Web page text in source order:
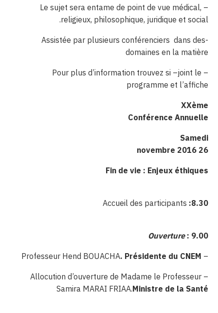
– Le sujet sera entame de point de vue médical,
religieux, philosophique, juridique et social.
-Assistée par plusieurs conférenciers dans des
domaines en la matière
– Pour plus d’information trouvez si –joint le
programme et l’affiche
XXème
Conférence Annuelle
Samedi
26
novembre 2016
Fin de vie : Enjeux éthiques
8.30
:
9.00
:
Ouverture
– Professeur Hend BOUACHA
. Présidente du CNEM
– Allocution d’ouverture de Madame le Professeur
Samira MARAI FRIAA.Ministre de la Santé